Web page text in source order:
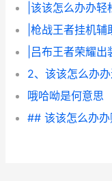
|枪战王者挂机辅
|吕布王者荣耀
2、该该怎么办
哦哈呦是何意思
## 该该怎么办办